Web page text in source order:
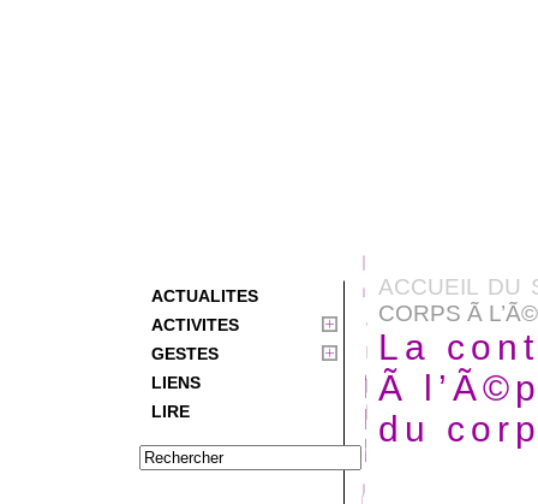
ACTUALITES
ACTIVITES
GESTES
LIENS
LIRE
ACCUEIL DU
CORPS Ã
La
Ã
du